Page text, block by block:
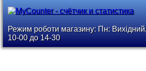
Режим роботи магазину: Пн:
10-00 до 14-30